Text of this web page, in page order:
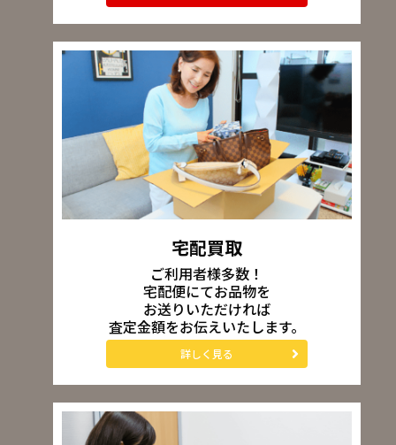
宅配買取
ご利用者様多数！
宅配便にてお品物を
お送りいただければ
査定金額をお伝えいたします。
詳しく見る